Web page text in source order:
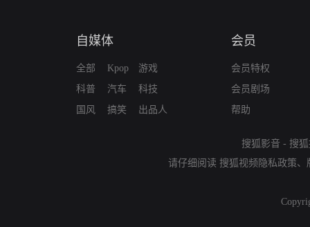
自媒体
全部
科普
国风
Kpop
汽车
搞笑
游戏
科技
出品人
会员
会员特权
会员剧场
帮助
搜狐影音 - 搜
请仔细阅读 搜狐视频隐私政策、